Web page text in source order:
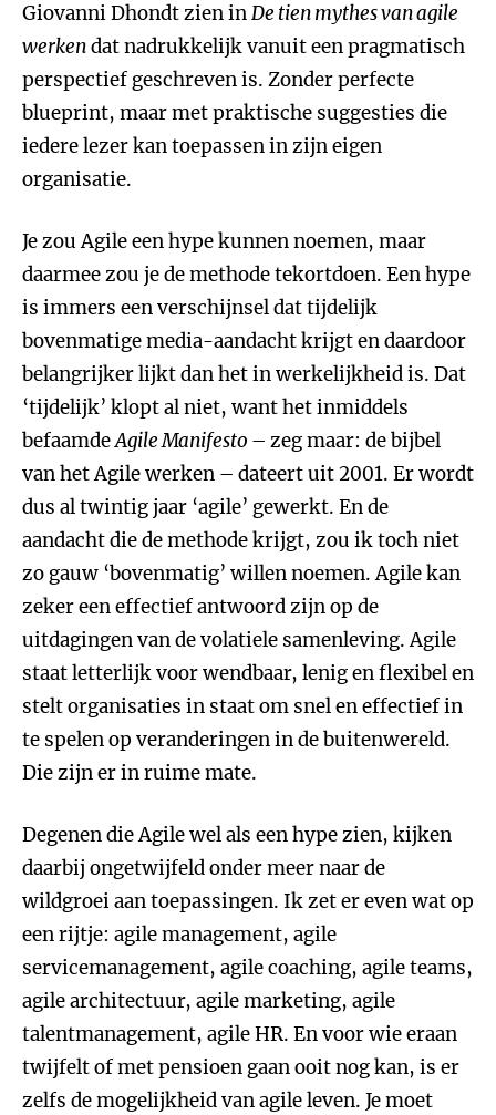
Giovanni Dhondt zien inDe tien mythes van agile
werkendat nadrukkelijk vanuit een pragmatisch
perspectief geschreven is. Zonder perfecte
blueprint, maar met praktische suggesties die
iedere lezer kan toepassen in zijn eigen
organisatie.
Je zou Agile een hype kunnen noemen, maar
daarmee zou je de methode tekortdoen. Een hype
is immers een verschijnsel dat tijdelijk
bovenmatige media-aandacht krijgt en daardoor
belangrijker lijkt dan het in werkelijkheid is. Dat
‘tijdelijk’ klopt al niet, want het inmiddels
befaamdeAgile Manifesto – zeg maar: de bijbel
van het Agile werken – dateert uit 2001. Er wordt
dus al twintig jaar ‘agile’ gewerkt. En de
aandacht die de methode krijgt, zou ik toch niet
zo gauw ‘bovenmatig’ willen noemen. Agile kan
zeker een effectief antwoord zijn op de
uitdagingen van de volatiele samenleving. Agile
staat letterlijk voor wendbaar, lenig en flexibel en
stelt organisaties in staat om snel en effectief in
te spelen op veranderingen in de buitenwereld.
Die zijn er in ruime mate.
Degenen die Agile wel als een hype zien, kijken
daarbij ongetwijfeld onder meer naar de
wildgroei aan toepassingen. Ik zet er even wat op
een rijtje: agile management, agile
servicemanagement, agile coaching, agile teams,
agile architectuur, agile marketing, agile
talentmanagement, agile HR. En voor wie eraan
twijfelt of met pensioen gaan ooit nog kan, is er
zelfs de mogelijkheid van agile leven. Je moet